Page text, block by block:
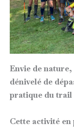
Envie de
dénivelé de
pratique du trail
Cette activité